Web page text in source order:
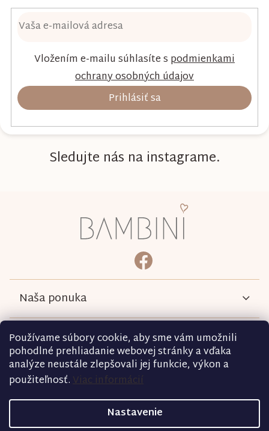
Používame súbory cookie, aby sme vám umožnili
pohodlné prehliadanie webovej stránky a vďaka
analýze neustále zlepšovali jej funkcie, výkon a
použiteľnosť.Viac informácií
Nastavenie
Vložením e-mailu súhlasíte s podmienkami
ochrany osobných údajov
Prihlásiť sa
Sledujte nás na instagrame.
bambini.kociky
https://www.facebook.com/
Naša ponuka
Informácie
Podmienky